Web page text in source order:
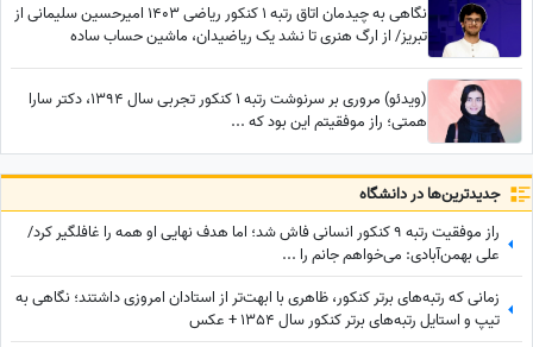
نگاهی به چیدمان اتاق رتبه 1 کنکور ریاضی 1403 امیرحسین سلیمانی از
تبریز/ از ارگ هنری تا نشد یک ریاضیدان، ماشین حساب ساده
(ویدئو) مروری بر سرنوشت رتبه 1 کنکور تجربی سال 1394، دکتر سارا
همتی؛ راز موفقیتم این بود که ...
جدید‌ترین‌ها در دانشگاه
راز موفقیت رتبه 9 کنکور انسانی فاش شد؛ اما هدف نهایی او همه را غافلگیر کرد/
علی بهمن‌آبادی: می‌خواهم جانم را ...
زمانی که رتبه‌های برتر کنکور، ظاهری با ابهت‌تر از استادان امروزی داشتند؛ نگاهی به
تیپ و استایل رتبه‌های برتر کنکور سال 1354 + عکس